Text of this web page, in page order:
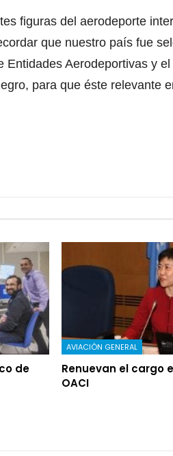
figuras del aerodeporte
que nuestro país fue
Entidades Aerodeportivas y
para que éste relevante
de
AVIACIÓN GENERAL
Renuevan el cargo
OACI